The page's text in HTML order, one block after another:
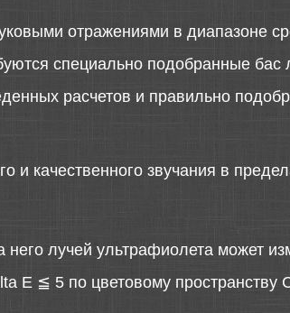
отражениями в диапазоне
специально подобранные бас
расчетов и правильно
и качественного звучания в
лучей ультрафиолета может
E ≦ 5 по цветовому